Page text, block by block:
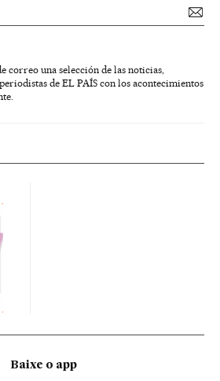
correo una selección de las noticias,
de EL PAÍS con los acontecimientos
Baixe o app